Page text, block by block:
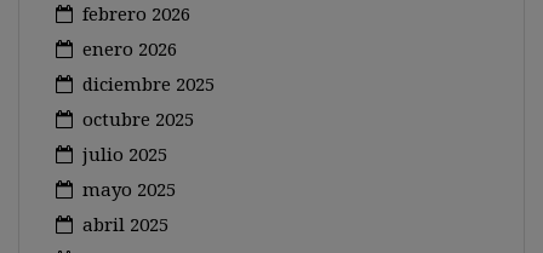
febrero 2026
enero 2026
diciembre 2025
octubre 2025
julio 2025
mayo 2025
abril 2025